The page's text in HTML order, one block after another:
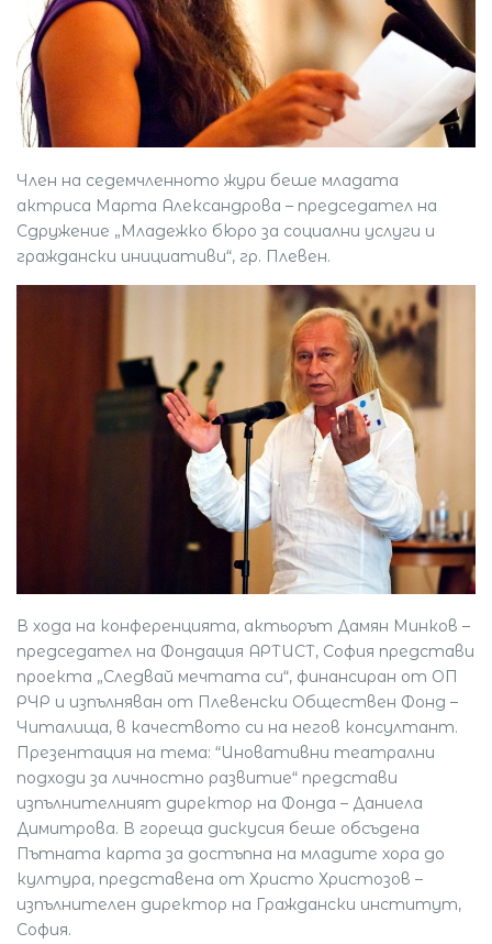
Член на седемчленното жури беше младата
актриса Марта Александрова – председател на
Сдружение „Младежко бюро за социални услуги и
граждански инициативи“, гр. Плевен.
В хода на конференцията, актьорът Дамян Минков –
председател на Фондация АРТИСТ, София представи
проекта „Следвай мечтата си“, финансиран от ОП
РЧР и изпълняван от Плевенски Обществен Фонд –
Читалища, в качеството си на негов консултант.
Презентация на тема: “Иновативни театрални
подходи за личностно развитие“ представи
изпълнителният директор на Фонда – Даниела
Димитрова. В гореща дискусия беше обсъдена
Пътната карта за достъпна на младите хора до
култура, представена от Христо Христозов –
изпълнителен директор на Граждански институт,
София.